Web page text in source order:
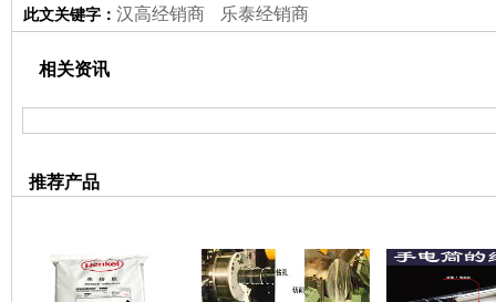
此文关键字： 汉高经销商 乐泰经销商
相关资讯
推荐产品